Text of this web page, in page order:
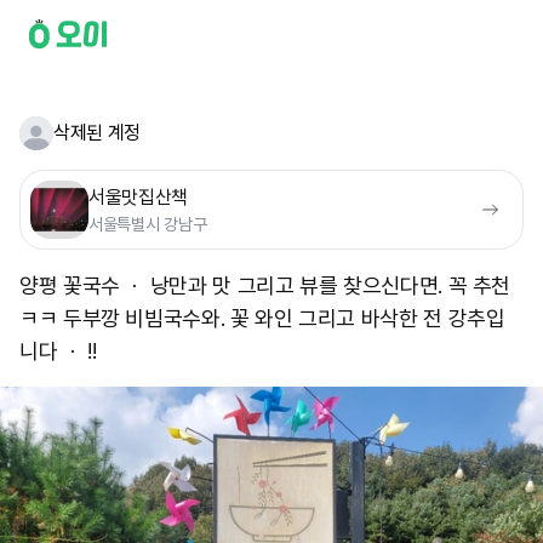
삭제된 계정
서울맛집산책
서울특별시 강남구
양평 꽃국수 ㆍ 낭만과 맛 그리고 뷰를 찾으신다면. 꼭 추천
ㅋㅋ 두부깡 비빔국수와. ​꽃 와인 그리고 바삭한 전 강추입
니다 ㆍ !!